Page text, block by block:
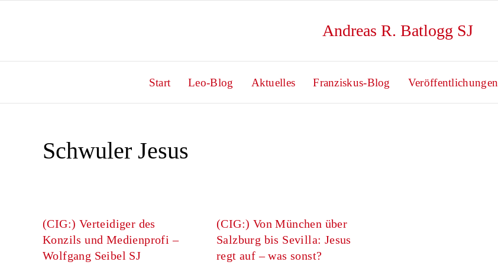
Andreas R. Batlogg SJ
Start Leo-Blog Aktuelles Franziskus-Blog Veröffentlichungen
Schwuler Jesus
(CIG:) Verteidiger des
Konzils und Medienprofi –
Wolfgang Seibel SJ
(CIG:) Von München über
Salzburg bis Sevilla: Jesus
regt auf – was sonst?